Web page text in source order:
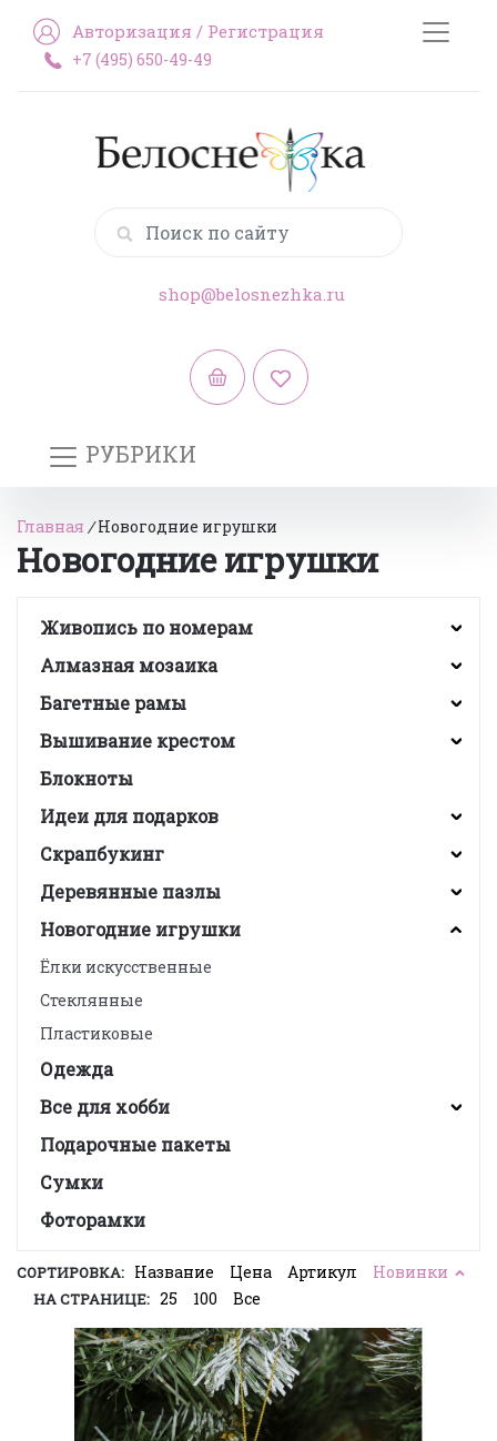
Авторизация / Регистрация
+7 (495) 650-49-49
shop@belosnezhka.ru
РУБРИКИ
Главная /Новогодние игрушки
Новогодние игрушки
Живопись по номерам
Алмазная мозаика
Багетные рамы
Вышивание крестом
Блокноты
Идеи для подарков
Скрапбукинг
Деревянные пазлы
Новогодние игрушки
Ёлки искусственные
Стеклянные
Пластиковые
Одежда
Все для хобби
Подарочные пакеты
Сумки
Фоторамки
СОРТИРОВКА: Название Цена Артикул Новинки
НА СТРАНИЦЕ: 25 100 Все